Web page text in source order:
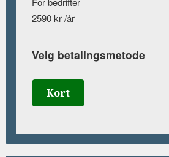
2590 kr /år
Velg betalingsmetode
Kort